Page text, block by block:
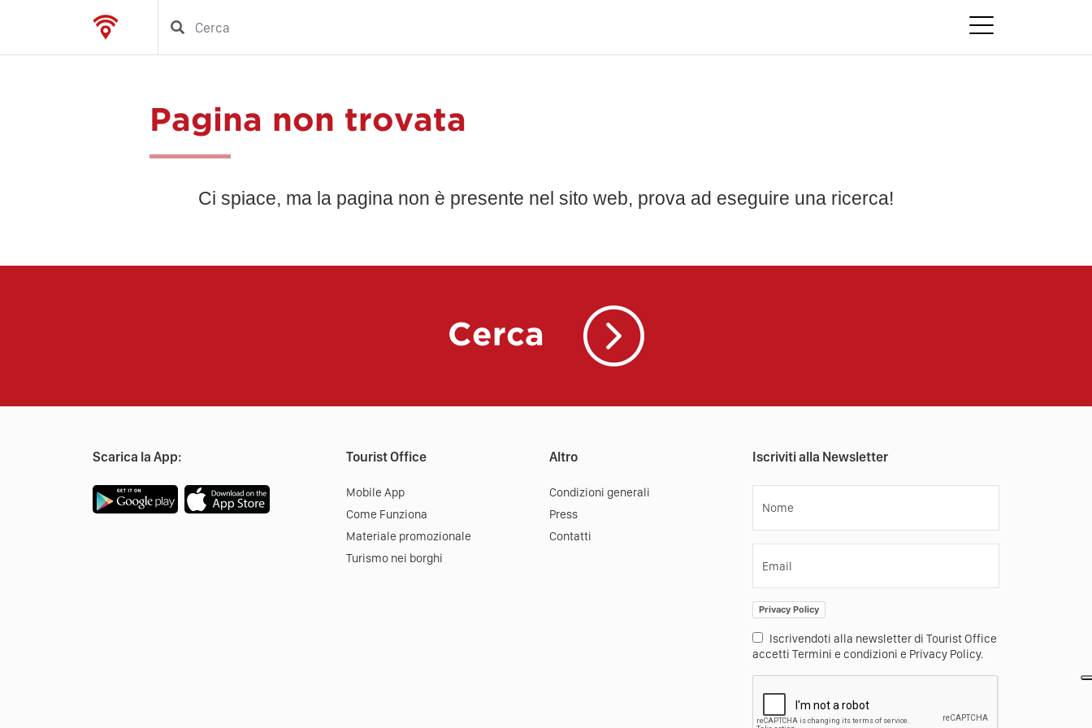
Pagina non trovata
Ci spiace, ma la pagina non è presente nel sito web, prova ad eseguire una ricerca!
Cerca
Scarica la App: Tourist Office
Mobile App
Come Funziona
Materiale promozionale
Turismo nei borghi
Altro
Condizioni generali
Press
Contatti
Iscriviti alla Newsletter
Nome
Email
Privacy Policy
Iscrivendoti alla newsletter di Tourist Office
accetti Termini e condizioni e Privacy Policy.